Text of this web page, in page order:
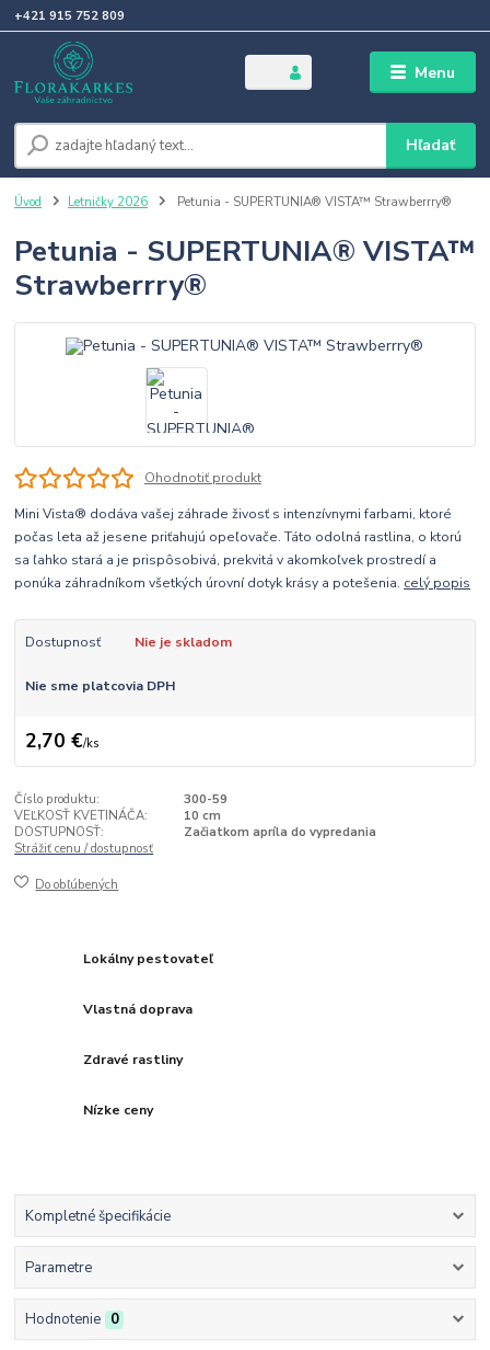
Menu
Hľadať
+421 915 752 809
Úvod Letničky 2026 Petunia - SUPERTUNIA® VISTA™ Strawberrry®
Petunia - SUPERTUNIA® VISTA™
Strawberrry®
Ohodnotiť produkt
Mini Vista® dodáva vašej záhrade živosť s intenzívnymi farbami, ktoré
počas leta až jesene priťahujú opeľovače. Táto odolná rastlina, o ktorú
sa ľahko stará a je prispôsobivá, prekvitá v akomkoľvek prostredí a
ponúka záhradníkom všetkých úrovní dotyk krásy a potešenia. celý popis
Dostupnosť Nie je skladom
Nie sme platcovia DPH
2,70 €/ks
Číslo produktu:
300-59
VEĽKOSŤ KVETINÁČA:
10 cm
DOSTUPNOSŤ:
Začiatkom apríla do vypredania
Strážiť cenu / dostupnosť
Do obľúbených
Lokálny pestovateľ
Vlastná doprava
Zdravé rastliny
Nízke ceny
Kompletné špecifikácie
Parametre
Hodnotenie 0